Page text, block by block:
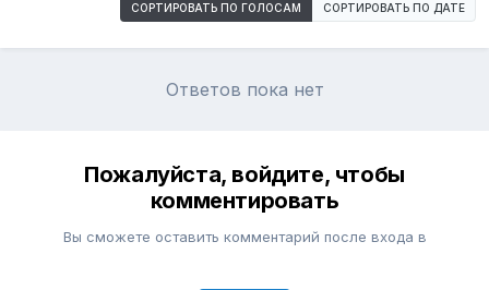
СОРТИРОВАТЬ ПО ГОЛОСАМ СОРТИРОВАТЬ ПО ДАТЕ
Ответов пока нет
Пожалуйста, войдите, чтобы
комментировать
Вы сможете оставить комментарий после входа в